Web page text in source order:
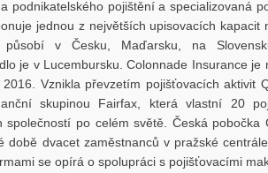
podnikatelského pojištění a specializovaná
jednou z největších upisovacích kapacit
působí v Česku, Maďarsku, na
je v Lucembursku. Colonnade Insurance je
Vznikla převzetím pojišťovacích aktivit
skupinou Fairfax, která vlastní 20
společností po celém světě. Česká pobočka
době dvacet zaměstnanců v pražské
se opírá o spolupráci s pojišťovacími